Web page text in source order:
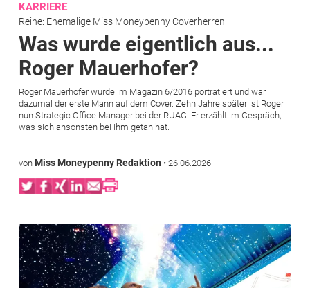
KARRIERE
Reihe: Ehemalige Miss Moneypenny Coverherren
Was wurde eigentlich aus...
Roger Mauerhofer?
Roger Mauerhofer wurde im Magazin 6/2016 porträtiert und war
dazumal der erste Mann auf dem Cover. Zehn Jahre später ist Roger
nun Strategic Office Manager bei der RUAG. Er erzählt im Gespräch,
was sich ansonsten bei ihm getan hat.
von Miss Moneypenny Redaktion • 26.06.2026
Bild